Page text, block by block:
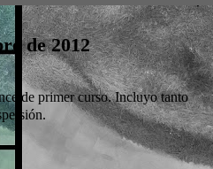
de 2012
de primer curso. Incluyo tanto